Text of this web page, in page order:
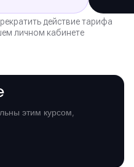
действие тарифа
личном кабинете
этим курсом,